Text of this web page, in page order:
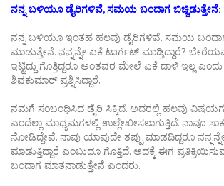
ನನ್ನ ಬಳಿಯೂ ಡೈರಿಗಳಿವೆ, ಸಮಯ ಬಂದಾಗ ಬಿಚ್ಚಿಡುತ್ತೇನೆ:
ನನ್ನ ಬಳಿಯೂ ಇಂತಹ ಹಲವು ಡೈರಿಗಳಿವೆ. ಸಮಯ
ಮಾಡುತ್ತೇನೆ. ನನ್ನನ್ನೇ ಏಕೆ ಟಾರ್ಗೆಟ್ ಮಾಡ್ತಿದ್ದಾರೆ?
ಇಟ್ಟಿದ್ದು ಗೊತ್ತಿದ್ದರೂ ಅಂತವರ ಮೇಲೆ ಏಕೆ ದಾಳಿ ಇಲ್ಲ
ಶಿವಕುಮಾರ್ ಪ್ರಶ್ನಿಸಿದ್ದಾರೆ.
ನಮಗೆ ಸಂಬಂಧಿಸಿದ ಡೈರಿ ಸಿಕ್ಕಿದೆ. ಅದರಲ್ಲಿ ಹಲವು
ಎಂದೆಲ್ಲಾ ಮಾಧ್ಯಮಗಳಲ್ಲಿ ಉಲ್ಲೇಖೀಸಲಾಗುತ್ತಿದೆ. ನಾವೂ
ನೋಡಿದ್ದೇವೆ. ನಾವು ಯಾವುದೇ ತಪ್ಪು ಮಾಡದಿದ್ದರೂ
ಮಾಡುತ್ತಿದ್ದಾರೆ ಎಂಬುದೂ ಗೊತ್ತಿದೆ. ಅದಕ್ಕೆ ಈಗ
ಬಂದಾಗ ಮಾತನಾಡುತ್ತೇನೆ ಎಂದರು.